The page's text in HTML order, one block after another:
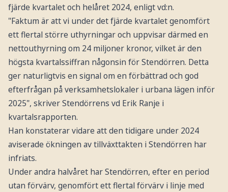
fjärde kvartalet och helåret 2024, enligt vd:n.
"Faktum är att vi under det fjärde kvartalet genomfört
ett flertal större uthyrningar och uppvisar därmed en
nettouthyrning om 24 miljoner kronor, vilket är den
högsta kvartalssiffran någonsin för Stendörren. Detta
ger naturligtvis en signal om en förbättrad och god
efterfrågan på verksamhetslokaler i urbana lägen inför
2025", skriver Stendörrens vd Erik Ranje i
kvartalsrapporten.
Han konstaterar vidare att den tidigare under 2024
aviserade ökningen av tillväxttakten i Stendörren har
infriats.
Under andra halvåret har Stendörren, efter en period
utan förvärv, genomfört ett flertal förvärv i linje med